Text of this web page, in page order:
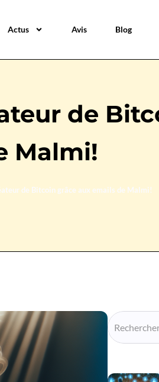
Actus Avis Blog
de
Malmi!
de Bitcoin grâce aux emails de Malmi!